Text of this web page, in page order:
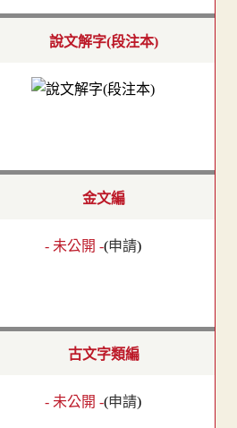
說文解字(段注本)
金文編
- 未公開 -(申請)
古文字類編
- 未公開 -(申請)